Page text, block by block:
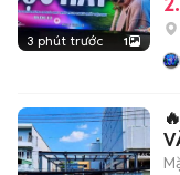
3 phút trước 1